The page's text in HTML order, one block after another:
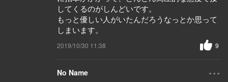
してくるのがしんどいです。
もっと優しい人がいたんだろうなっとか思って
しまいます。
2019/10/30 11:38 9
No Name ...